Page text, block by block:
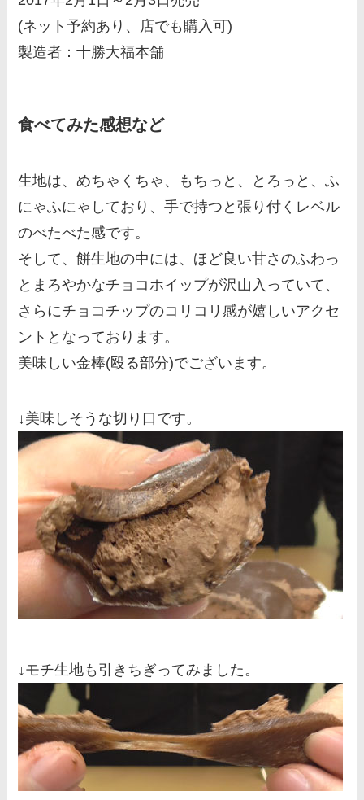
(ネット予約あり、店でも購入可)
製造者：十勝大福本舗
食べてみた感想など
生地は、めちゃくちゃ、もちっと、とろっと、ふ
にゃふにゃしており、手で持つと張り付くレベル
のべたべた感です。
そして、餅生地の中には、ほど良い甘さのふわっ
とまろやかなチョコホイップが沢山入っていて、
さらにチョコチップのコリコリ感が嬉しいアクセ
ントとなっております。
美味しい金棒(殴る部分)でございます。
↓美味しそうな切り口です。
↓モチ生地も引きちぎってみました。